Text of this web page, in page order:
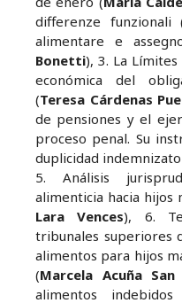
differenze funzionali
alimentare e
Bonetti), 3. La
económica del
(Teresa Cárdenas
de pensiones y el
proceso penal. Su
duplicidad
5. Análisis
alimenticia hacia hijos
Lara Vences), 6.
tribunales superiores
alimentos para hijos
(Marcela Acuña
alimentos